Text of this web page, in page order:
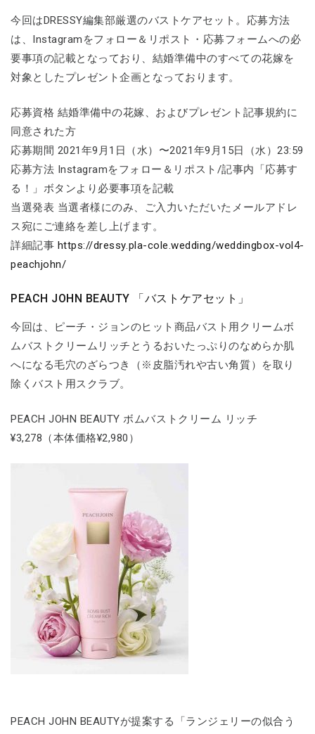
今回はDRESSY編集部厳選のバストケアセット。応募方法
は、Instagramをフォロー＆リポスト・応募フォームへの必
要事項の記載となっており、結婚準備中のすべての花嫁を
対象としたプレゼント企画となっております。
応募資格 結婚準備中の花嫁、およびプレゼント記事規約に
同意された方
応募期間 2021年9月1日（水）〜2021年9月15日（水）23:59
応募方法 Instagramをフォロー＆リポスト/記事内「応募す
る！」ボタンより必要事項を記載
当選発表 当選者様にのみ、ご入力いただいたメールアドレ
ス宛にご連絡を差し上げます。
詳細記事 https://dressy.pla-cole.wedding/weddingbox-vol4-
peachjohn/
PEACH JOHN BEAUTY 「バストケアセット」
今回は、ピーチ・ジョンのヒット商品バスト用クリームボ
ムバストクリームリッチとうるおいたっぷりのなめらか肌
へになる毛穴のざらつき（※皮脂汚れや古い角質）を取り
除くバスト用スクラブ。
PEACH JOHN BEAUTY ボムバストクリーム リッチ
¥3,278（本体価格¥2,980）
PEACH JOHN BEAUTYが提案する「ランジェリーの似合う